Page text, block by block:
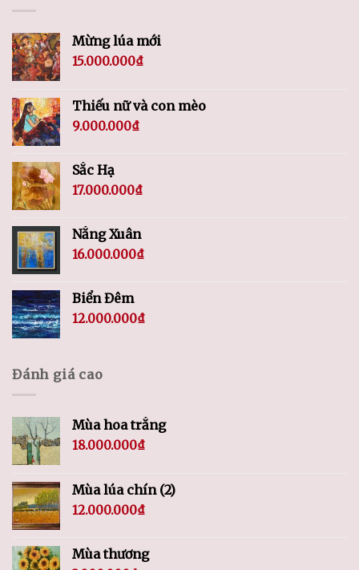
Mừng lúa mới
15.000.000₫
Thiếu nữ và con mèo
9.000.000₫
Sắc Hạ
17.000.000₫
Nắng Xuân
16.000.000₫
Biển Đêm
12.000.000₫
Đánh giá cao
Mùa hoa trắng
18.000.000₫
Mùa lúa chín (2)
12.000.000₫
Mùa thương